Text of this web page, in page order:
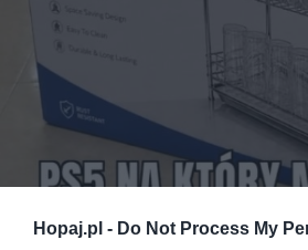
Hopaj.pl - Do Not Process My